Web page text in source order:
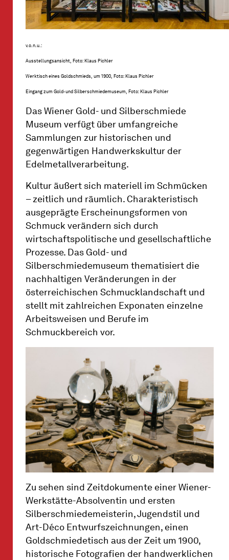
v.o.n.u.:
Ausstellungsansicht, Foto: Klaus Pichler
Werktisch eines Goldschmieds, um 1900, Foto: Klaus Pichler
Eingang zum Gold- und Silberschmiedemuseum, Foto: Klaus Pichler
Das Wiener Gold- und Silberschmiede
Museum verfügt über umfangreiche
Sammlungen zur historischen und
gegenwärtigen Handwerkskultur der
Edelmetallverarbeitung.
Kultur äußert sich materiell im Schmücken
– zeitlich und räumlich. Charakteristisch
ausgeprägte Erscheinungsformen von
Schmuck verändern sich durch
wirtschaftspolitische und gesellschaftliche
Prozesse. Das Gold- und
Silberschmiedemuseum thematisiert die
nachhaltigen Veränderungen in der
österreichischen Schmucklandschaft und
stellt mit zahlreichen Exponaten einzelne
Arbeitsweisen und Berufe im
Schmuckbereich vor.
Zu sehen sind Zeitdokumente einer Wiener-
Werkstätte-Absolventin und ersten
Silberschmiedemeisterin, Jugendstil und
Art-Déco Entwurfszeichnungen, einen
Goldschmiedetisch aus der Zeit um 1900,
historische Fotografien der handwerklichen